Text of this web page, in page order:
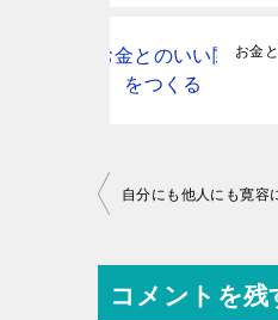
お金
投
ナ
ビ
自分にも他人にも寛容
コメントを残